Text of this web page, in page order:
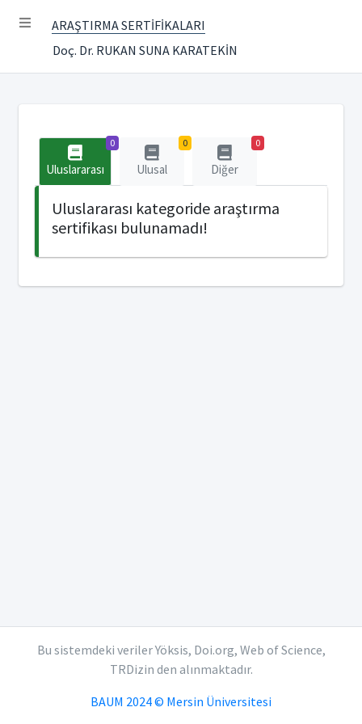
ARAŞTIRMA SERTİFİKALARI
Doç. Dr. RUKAN SUNA KARATEKİN
0
Uluslararası
0
Ulusal
0
Diğer
Uluslararası kategoride araştırma
sertifikası bulunamadı!
Bu sistemdeki veriler Yöksis, Doi.org, Web of Science,
TRDizin den alınmaktadır.
BAUM 2024 © Mersin Üniversitesi